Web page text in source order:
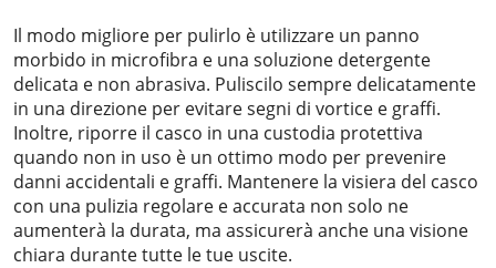
Il modo migliore per pulirlo è utilizzare un panno
morbido in microfibra e una soluzione detergente
delicata e non abrasiva. Puliscilo sempre delicatamente
in una direzione per evitare segni di vortice e graffi.
Inoltre, riporre il casco in una custodia protettiva
quando non in uso è un ottimo modo per prevenire
danni accidentali e graffi. Mantenere la visiera del casco
con una pulizia regolare e accurata non solo ne
aumenterà la durata, ma assicurerà anche una visione
chiara durante tutte le tue uscite.